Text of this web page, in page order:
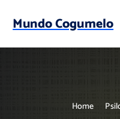
p
Mundo Cogumelo
Home